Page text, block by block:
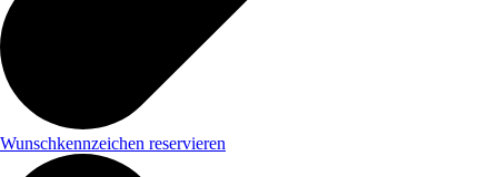
Wunschkennzeichen reservieren